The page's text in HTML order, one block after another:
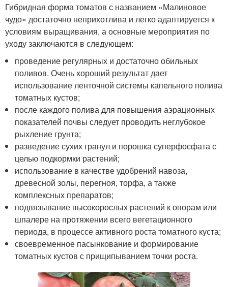
Гибридная форма томатов с названием «Малиновое
чудо» достаточно неприхотлива и легко адаптируется к
условиям выращивания, а основные мероприятия по
уходу заключаются в следующем:
проведение регулярных и достаточно обильных
поливов. Очень хороший результат дает
использование ленточной системы капельного полива
томатных кустов;
после каждого полива для повышения аэрационных
показателей почвы следует проводить неглубокое
рыхление грунта;
разведение сухих гранул и порошка суперфосфата с
целью подкормки растений;
использование в качестве удобрений навоза,
древесной золы, перегноя, торфа, а также
комплексных препаратов;
подвязывание высокорослых растений к опорам или
шпалере на протяжении всего вегетационного
периода, в процессе активного роста томатного куста;
своевременное пасынкование и формирование
томатных кустов с прищипыванием точки роста.